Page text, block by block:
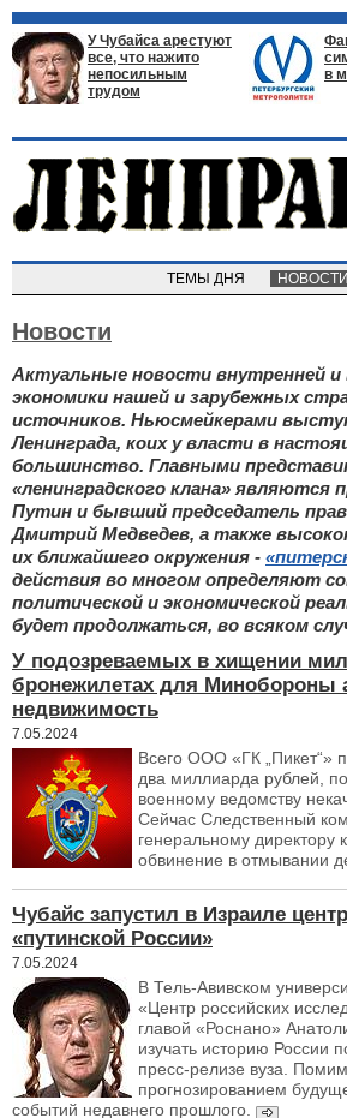
У Чубайса арестуют
все, что нажито
непосильным
трудом
в
ТЕМЫ ДНЯ
Новости
Актуальные новости внутренней и
экономики нашей и зарубежных
источников. Ньюсмейкерами
Ленинграда, коих у власти в
большинство. Главными
«ленинградского клана» являются
Путин и бывший председатель
Дмитрий Медведев, а также
их ближайшего окружения -
действия во многом определяют
политической и экономической
будет продолжаться, во всяком
У подозреваемых в хищении
бронежилетах для Минобороны
недвижимость
7.05.2024
Всего ООО «ГК „Пикет“»
два миллиарда рублей,
военному ведомству
Сейчас Следственный
генеральному
обвинение в отмывании
Чубайс запустил в Израиле
«путинской России»
7.05.2024
В Тель-Авивском
«Центр российских
главой «Роснано»
изучать историю России
пресс-релизе вуза.
прогнозированием
событий недавнего прошлого.